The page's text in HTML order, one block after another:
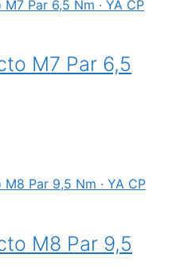
M7 Par 6,5
M8 Par 9,5